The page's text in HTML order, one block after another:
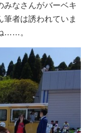
みなさんがバーベキ
筆者は誘われていま
……。